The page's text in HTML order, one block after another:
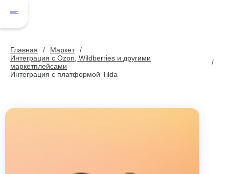
Главная
Маркет
Интеграция с Ozon, Wildberries и другими
маркетплейсами
Интеграция с платформой Tilda